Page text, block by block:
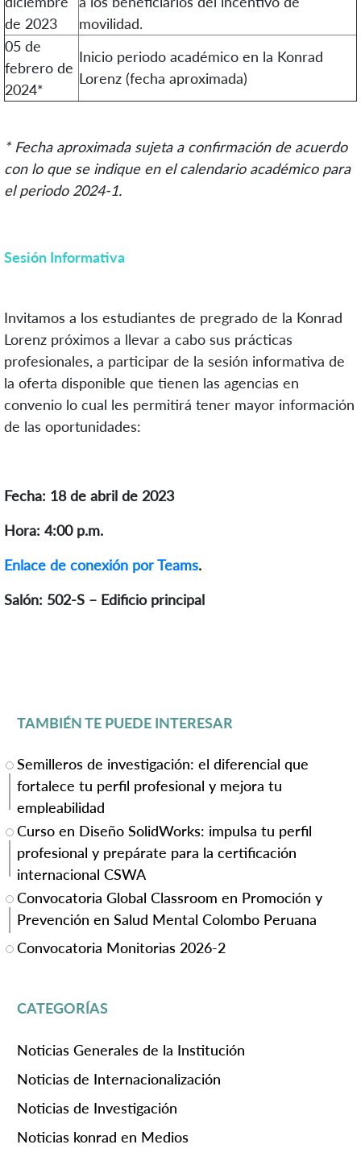
de 2023
movilidad.
05 de
febrero de
2024*
Inicio periodo académico en la Konrad
Lorenz (fecha aproximada)
* Fecha aproximada sujeta a confirmación de acuerdo
con lo que se indique en el calendario académico para
el periodo 2024-1.
Sesión Informativa
Invitamos a los estudiantes de pregrado de la Konrad
Lorenz próximos a llevar a cabo sus prácticas
profesionales, a participar de la sesión informativa de
la oferta disponible que tienen las agencias en
convenio lo cual les permitirá tener mayor información
de las oportunidades:
Fecha: 18 de abril de 2023
Hora: 4:00 p.m.
Enlace de conexión por Teams.
Salón: 502-S – Edificio principal
TAMBIÉN TE PUEDE INTERESAR
Semilleros de investigación: el diferencial que
fortalece tu perfil profesional y mejora tu
empleabilidad
Curso en Diseño SolidWorks: impulsa tu perfil
profesional y prepárate para la certificación
internacional CSWA
Convocatoria Global Classroom en Promoción y
Prevención en Salud Mental Colombo Peruana
Convocatoria Monitorias 2026-2
CATEGORÍAS
Noticias Generales de la Institución
Noticias de Internacionalización
Noticias de Investigación
Noticias konrad en Medios